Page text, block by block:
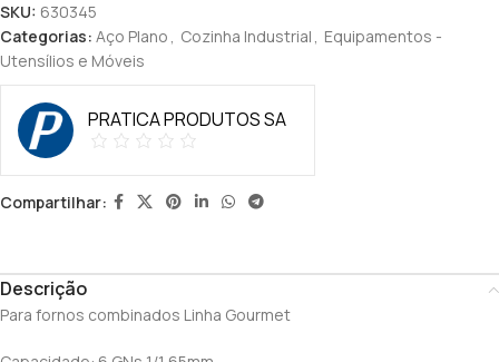
SKU: 630345
Categorias: Aço Plano , Cozinha Industrial , Equipamentos -
Utensílios e Móveis
PRATICA PRODUTOS SA
Compartilhar:
Descrição
Para fornos combinados Linha Gourmet